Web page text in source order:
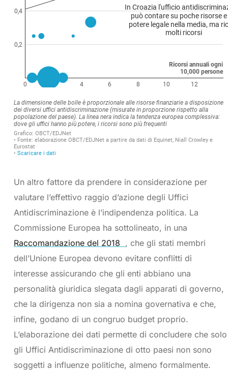
Un altro fattore da prendere in considerazione per
valutare l’effettivo raggio d’azione degli Uffici
Antidiscriminazione è l’indipendenza politica. La
Commissione Europea ha sottolineato, in una
Raccomandazione del 2018 , che gli stati membri
dell’Unione Europea devono evitare conflitti di
interesse assicurando che gli enti abbiano una
personalità giuridica slegata dagli apparati di governo,
che la dirigenza non sia a nomina governativa e che,
infine, godano di un congruo budget proprio.
L’elaborazione dei dati permette di concludere che solo
gli Uffici Antidiscriminazione di otto paesi non sono
soggetti a influenze politiche, almeno formalmente.